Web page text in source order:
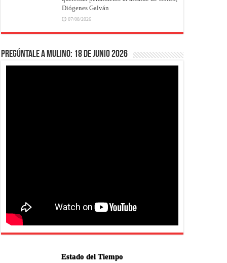
Diógenes Galván
07/08/2026
Pregúntale a Mulino: 18 de junio 2026
Estado del Tiempo